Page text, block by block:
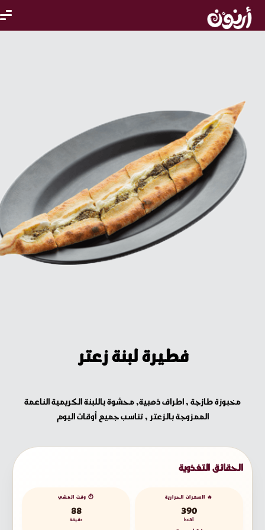
فطيرة لبنة زعتر
مخبوزة طازجة , اطراف ذهبية, محشوة باللبنة الكريمية الناعمة
الممزوجة بالزعتر , تناسب جميع أوقات اليوم
الحقائق التغذوية
🔥 السعرات الحرارية
390
kcal
⏱️ وقت المشي
88
دقيقة